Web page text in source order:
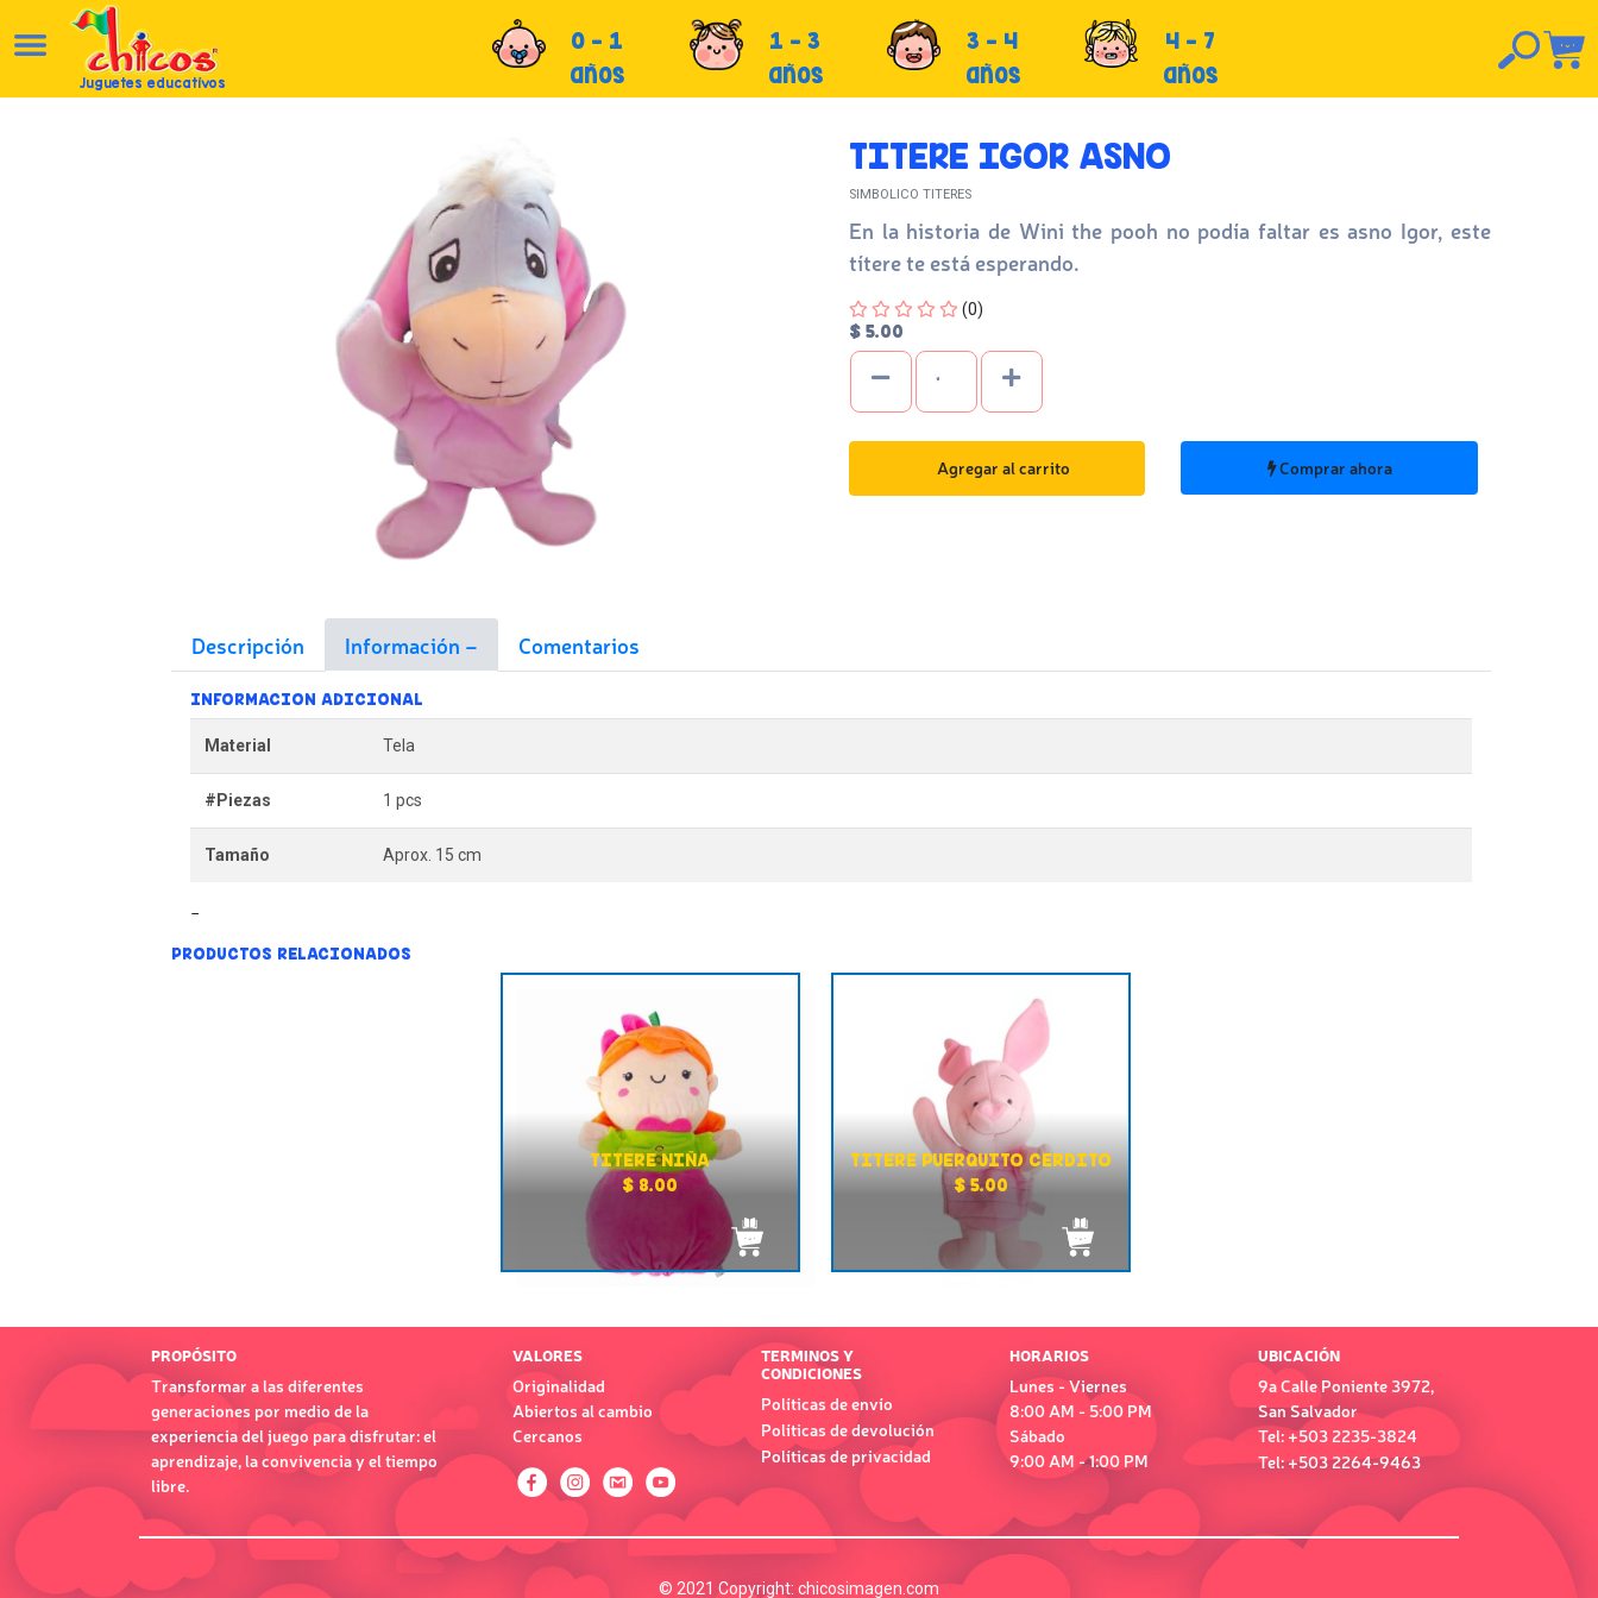
Juguetes educativos
0 - 1
años
1 - 3
años
3 - 4
años
4 - 7
años
TITERE IGOR ASNO
SIMBOLICO TITERES
En la historia de Wini the pooh no podía faltar es asno Igor, este
títere te está esperando.
Four out of Five Stars
(0)
$ 5.00
Agregar al carrito Comprar ahora
Descripción Información Comentarios
INFORMACION ADICIONAL
Material Tela
#Piezas 1 pcs
Tamaño Aprox. 15 cm
PRODUCTOS RELACIONADOS
TITERE NIÑA
$ 8.00
TITERE PUERQUITO CERDITO
$ 5.00
PROPÓSITO
Transformar a las diferentes
generaciones por medio de la
experiencia del juego para disfrutar: el
aprendizaje, la convivencia y el tiempo
libre.
VALORES
Originalidad
Abiertos al cambio
Cercanos
TERMINOS Y
CONDICIONES
Políticas de envío
Políticas de devolución
Políticas de privacidad
HORARIOS
Lunes - Viernes
8:00 AM - 5:00 PM
Sábado
9:00 AM - 1:00 PM
UBICACIÓN
9a Calle Poniente 3972,
San Salvador
Tel: +503 2235-3824
Tel: +503 2264-9463
© 2021 Copyright: chicosimagen.com